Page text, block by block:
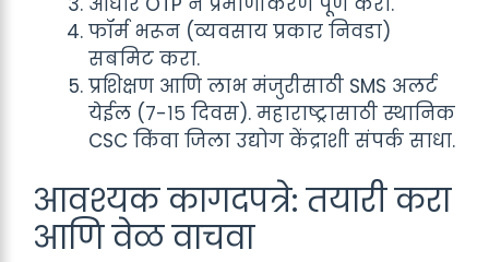
फॉर्म भरून (व्यवसाय प्रकार निवडा)
सबमिट करा.
प्रशिक्षण आणि लाभ मंजुरीसाठी SMS अलर्ट
येईल (७-१५ दिवस). महाराष्ट्रासाठी स्थानिक
CSC किंवा जिला उद्योग केंद्राशी संपर्क साधा.
आवश्यक कागदपत्रे: तयारी करा
आणि वेळ वाचवा